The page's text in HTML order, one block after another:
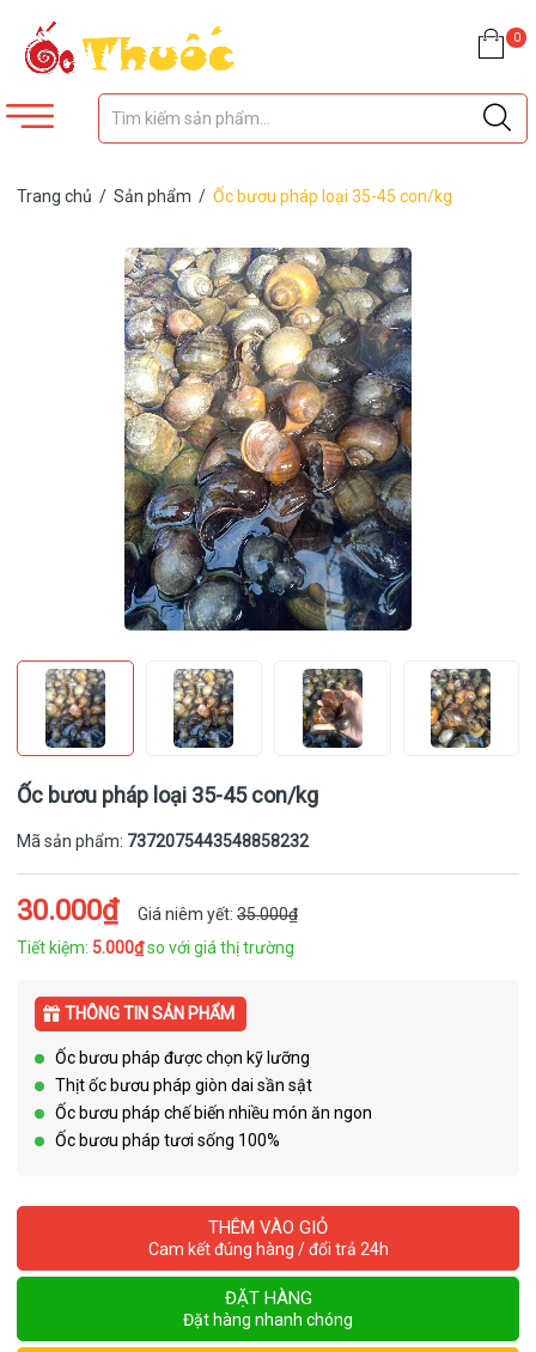
0
Trang chủ / Sản phẩm / Ốc bươu pháp loại 35-45 con/kg
Ốc bươu pháp loại 35-45 con/kg
Mã sản phẩm: 7372075443548858232
30.000₫ Giá niêm yết: 35.000₫
Tiết kiệm: 5.000₫so với giá thị trường
THÔNG TIN SẢN PHẨM
Ốc bươu pháp được chọn kỹ lưỡng
Thịt ốc bươu pháp giòn dai sần sật
Ốc bươu pháp chế biến nhiều món ăn ngon
Ốc bươu pháp tươi sống 100%
THÊM VÀO GIỎ
Cam kết đúng hàng / đổi trả 24h
ĐẶT HÀNG
Đặt hàng nhanh chóng